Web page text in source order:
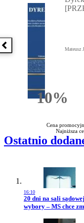
Poprzednia książka
10%
Mateusz
Cena
Najniższa
Ostatnio
16:10
Przejdź do artykułu:
20 dni na sali
wybory – MS chce